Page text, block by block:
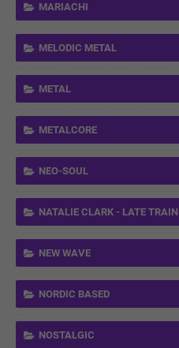
MARIACHI
MELODIC METAL
METAL
METALCORE
NEO-SOUL
NATALIE CLARK - LATE TRAIN
NEW WAVE
NORDIC BASED
NOSTALGIC